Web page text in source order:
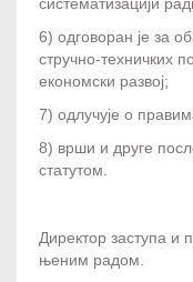
систематизацији
6) одговоран је за
стручно-техничких
економски развој;
7) одлучује о
8) врши и друге
статутом.
Директор заступа и
њеним радом.